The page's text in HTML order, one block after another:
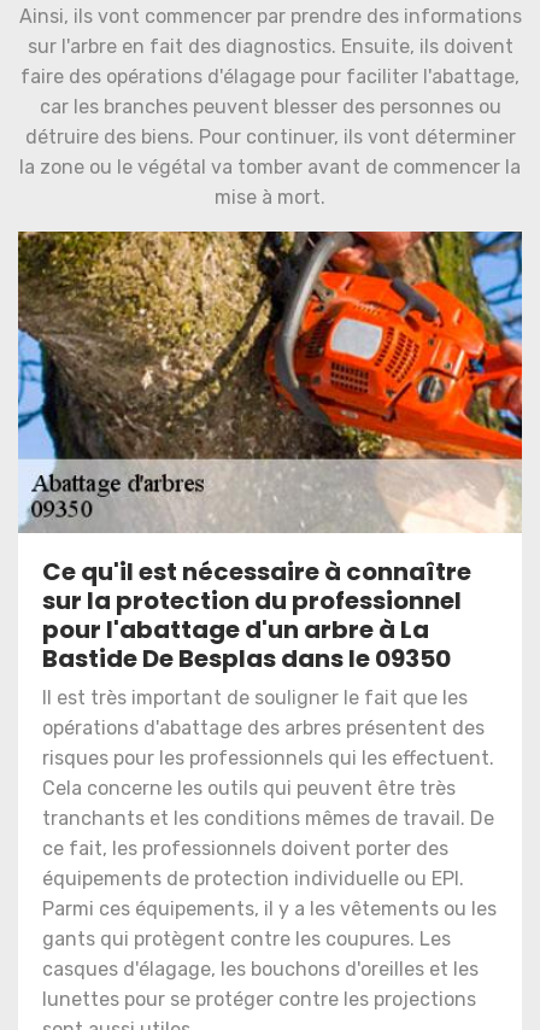
Ainsi, ils vont commencer par prendre des informations
sur l'arbre en fait des diagnostics. Ensuite, ils doivent
faire des opérations d'élagage pour faciliter l'abattage,
car les branches peuvent blesser des personnes ou
détruire des biens. Pour continuer, ils vont déterminer
la zone ou le végétal va tomber avant de commencer la
mise à mort.
Ce qu'il est nécessaire à connaître
sur la protection du professionnel
pour l'abattage d'un arbre à La
Bastide De Besplas dans le 09350
Il est très important de souligner le fait que les
opérations d'abattage des arbres présentent des
risques pour les professionnels qui les effectuent.
Cela concerne les outils qui peuvent être très
tranchants et les conditions mêmes de travail. De
ce fait, les professionnels doivent porter des
équipements de protection individuelle ou EPI.
Parmi ces équipements, il y a les vêtements ou les
gants qui protègent contre les coupures. Les
casques d'élagage, les bouchons d'oreilles et les
lunettes pour se protéger contre les projections